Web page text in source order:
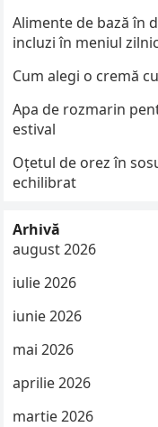
Alimente de bază în
incluzi în meniul zilnic
Cum alegi o cremă
Apa de rozmarin
estival
Oțetul de orez în
echilibrat
Arhivă
august 2026
iulie 2026
iunie 2026
mai 2026
aprilie 2026
martie 2026